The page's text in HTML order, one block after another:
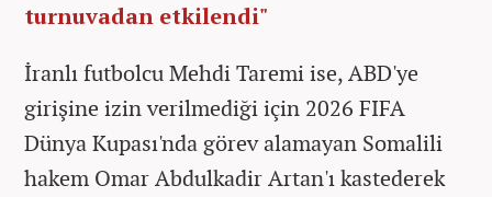
turnuvadan etkilendi"
İranlı futbolcu Mehdi Taremi ise, ABD'ye
girişine izin verilmediği için 2026 FIFA
Dünya Kupası'nda görev alamayan Somalili
hakem Omar Abdulkadir Artan'ı kastederek